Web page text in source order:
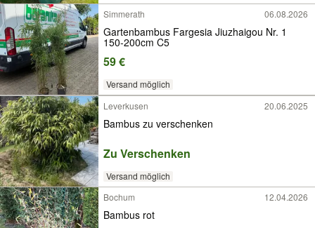
Simmerath
06.08.2026
Gartenbambus Fargesia Jiuzhaigou Nr. 1
150-200cm C5
59 €
Versand möglich
Leverkusen
20.06.2025
Bambus zu verschenken
Zu Verschenken
Versand möglich
Bochum
12.04.2026
Bambus rot